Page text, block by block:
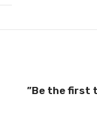
Be the first